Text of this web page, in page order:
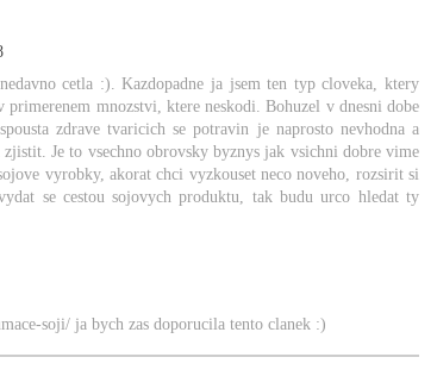
cetla :). Kazdopadne ja jsem ten typ cloveka, ktery
primerenem mnozstvi, ktere neskodi. Bohuzel v dnesni dobe
zdrave tvaricich se potravin je naprosto nevhodna a
Je to vsechno obrovsky byznys jak vsichni dobre vime
vyrobky, akorat chci vyzkouset neco noveho, rozsirit si
se cestou sojovych produktu, tak budu urco hledat ty
soji/ ja bych zas doporucila tento clanek :)